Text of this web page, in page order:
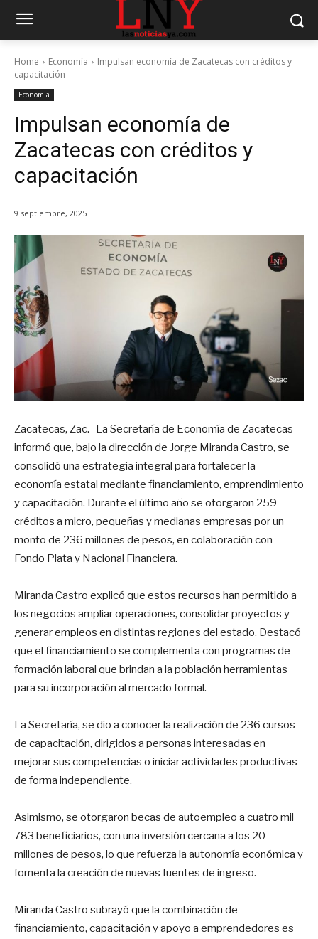
Home Economía
Impulsan economía de Zacatecas con créditos y
capacitación
Economía
Impulsan economía de
Zacatecas con créditos y
capacitación
9 septiembre, 2025
Zacatecas, Zac.- La Secretaría de Economía de Zacatecas
informó que, bajo la dirección de Jorge Miranda Castro, se
consolidó una estrategia integral para fortalecer la
economía estatal mediante financiamiento, emprendimiento
y capacitación. Durante el último año se otorgaron 259
créditos a micro, pequeñas y medianas empresas por un
monto de 236 millones de pesos, en colaboración con
Fondo Plata y Nacional Financiera.
Miranda Castro explicó que estos recursos han permitido a
los negocios ampliar operaciones, consolidar proyectos y
generar empleos en distintas regiones del estado. Destacó
que el financiamiento se complementa con programas de
formación laboral que brindan a la población herramientas
para su incorporación al mercado formal.
La Secretaría, se dio a conocer la realización de 236 cursos
de capacitación, dirigidos a personas interesadas en
mejorar sus competencias o iniciar actividades productivas
de forma independiente.
Asimismo, se otorgaron becas de autoempleo a cuatro mil
783 beneficiarios, con una inversión cercana a los 20
millones de pesos, lo que refuerza la autonomía económica y
fomenta la creación de nuevas fuentes de ingreso.
Miranda Castro subrayó que la combinación de
financiamiento, capacitación y apoyo a emprendedores es